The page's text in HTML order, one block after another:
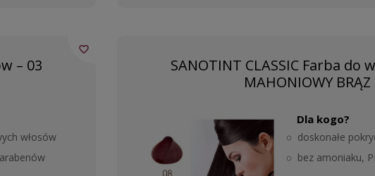
– 03
włosów
favorite_border
SANOTINT CLASSIC Farba do
MAHONIOWY BRĄZ
Dla kogo?
doskonałe
bez amoniaku,